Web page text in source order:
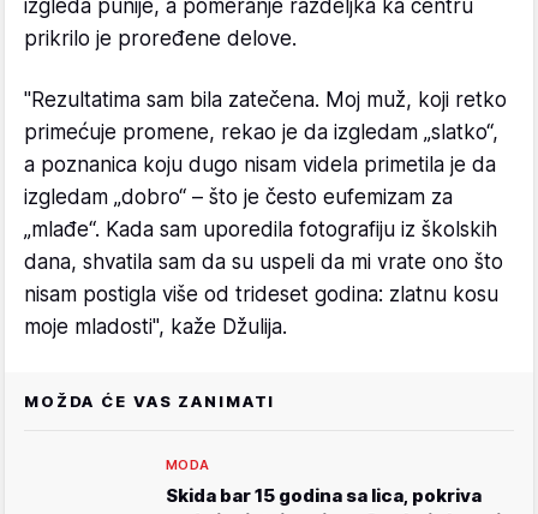
izgleda punije, a pomeranje razdeljka ka centru
prikrilo je proređene delove.
"Rezultatima sam bila zatečena. Moj muž, koji retko
primećuje promene, rekao je da izgledam „slatko“,
a poznanica koju dugo nisam videla primetila je da
izgledam „dobro“ – što je često eufemizam za
„mlađe“. Kada sam uporedila fotografiju iz školskih
dana, shvatila sam da su uspeli da mi vrate ono što
nisam postigla više od trideset godina: zlatnu kosu
moje mladosti", kaže Džulija.
MOŽDA ĆE VAS ZANIMATI
MODA
Skida bar 15 godina sa lica, pokriva